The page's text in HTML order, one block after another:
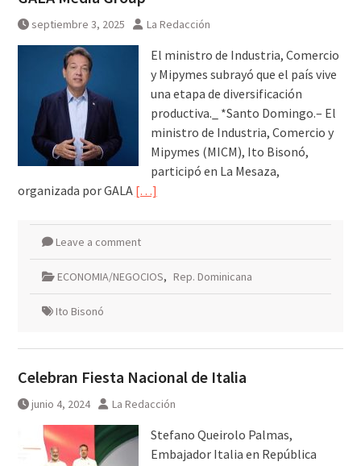
septiembre 3, 2025 La Redacción
El ministro de Industria, Comercio
y Mipymes subrayó que el país vive
una etapa de diversificación
productiva._ *Santo Domingo.– El
ministro de Industria, Comercio y
Mipymes (MICM), Ito Bisonó,
participó en La Mesaza,
organizada por GALA […]
Leave a comment
ECONOMIA/NEGOCIOS, Rep. Dominicana
Ito Bisonó
Celebran Fiesta Nacional de Italia
junio 4, 2024 La Redacción
Stefano Queirolo Palmas,
Embajador Italia en República